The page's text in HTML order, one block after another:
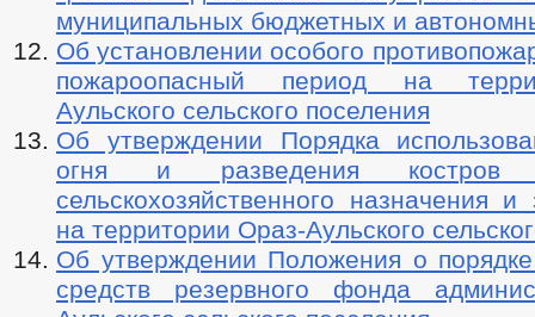
муниципальных бюджетных и
Об установлении особого
пожароопасный период на
Аульского сельского поселения
Об утверждении Порядка
огня и разведения
сельскохозяйственного назначения
на территории Ораз-Аульского
Об утверждении Положения о
средств резервного фонда